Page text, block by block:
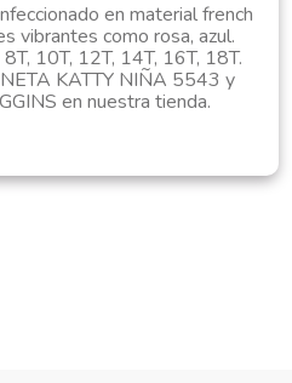
en material french
vibrantes como rosa, azul.
10T, 12T, 14T, 16T, 18T.
KATTY NIÑA 5543 y
en nuestra tienda.